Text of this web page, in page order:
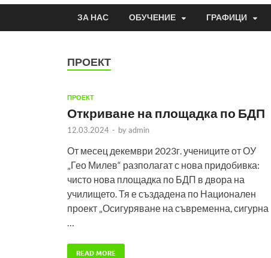
ЗА НАС ОБУЧЕНИЕ ГРАФИЦИ
ПРОЕКТ
ПРОЕКТ
Откриване на площадка по БДП
12.03.2024 - byadmin
От месец декември 2023г. учениците от ОУ
„Гео Милев“ разполагат с нова придобивка:
чисто нова площадка по БДП в двора на
училището. Тя е създадена по Национален
проект „Осигуряване на съвременна, сигурна
READ MORE